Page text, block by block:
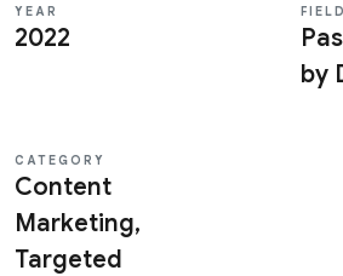
YEAR
2022
FIELD
by
CATEGORY
Content
Marketing,
Targeted